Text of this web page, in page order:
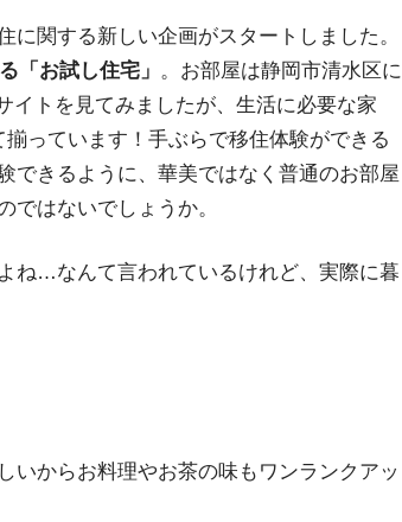
関する新しい企画がスタートしました。
「お試し住宅」 。お部屋は静岡市清水区に
イトを見てみましたが、生活に必要な家
っています！手ぶらで移住体験ができる
できるように、華美ではなく普通のお部屋
ではないでしょうか。
ね…なんて言われているけれど、実際に暮
いからお料理やお茶の味もワンランクアッ